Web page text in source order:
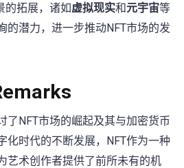
的拓展，诸如虚拟现实和元宇宙等
的潜力，进一步推动NFT市场的发
了NFT市场的崛起及其与加密货币
化时代的不断发展，NFT作为一种
艺术创作者提供了前所未有的机